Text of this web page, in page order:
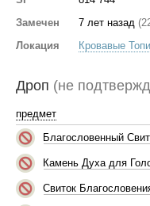
Замечен
7 лет назад
Локация
Кровавые Топи
Дроп (не
предмет
Благословенный
Камень Духа для
Свиток